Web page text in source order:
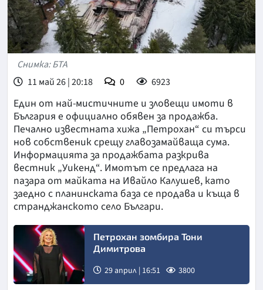
Снимка: БТА
11 май 26 | 20:18
0 6923
Един от най-мистичните и зловещи имоти в
България е официално обявен за продажба.
Печално известната хижа „Петрохан“ си търси
нов собственик срещу главозамайваща сума.
Информацията за продажбата разкрива
вестник „Уикенд“. Имотът се предлага на
пазара от майката на Ивайло Калушев, като
заедно с планинската база се продава и къща в
странджанското село Българи.
Петрохан зомбира Тони
Димитрова
29 април | 16:51 3800